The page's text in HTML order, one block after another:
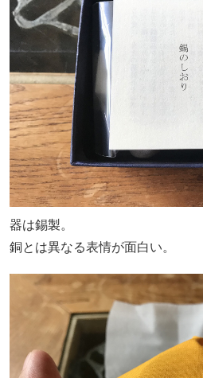
器は錫製。
銅とは異なる表情が面白い。